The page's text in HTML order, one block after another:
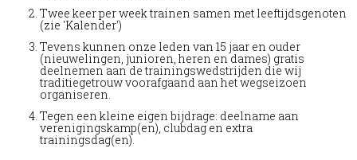
Twee keer per week trainen samen met leeftijdsgenoten
(zie 'Kalender')
Tevens kunnen onze leden van 15 jaar en ouder
(nieuwelingen, junioren, heren en dames) gratis
deelnemen aan de trainingswedstrijden die wij
traditiegetrouw voorafgaand aan het wegseizoen
organiseren.
Tegen een kleine eigen bijdrage: deelname aan
verenigingskamp(en), clubdag en extra
trainingsdag(en).